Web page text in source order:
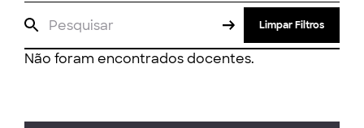
Limpar Filtros
Não foram encontrados docentes.